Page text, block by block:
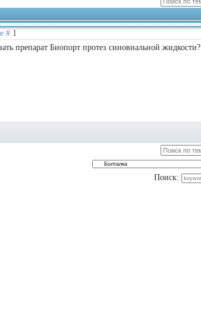
# 1
препарат Биопорт протез синовиальной жидкости?
Поиск: